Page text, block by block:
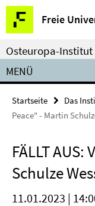
Springe
direkt
zu
Inhalt
Freie
Service-
Navigation
Osteuropa-Institut
MENÜ
Startseite Das
Peace" - Martin
FÄLLT AUS:
Schulze
11.01.2023 |